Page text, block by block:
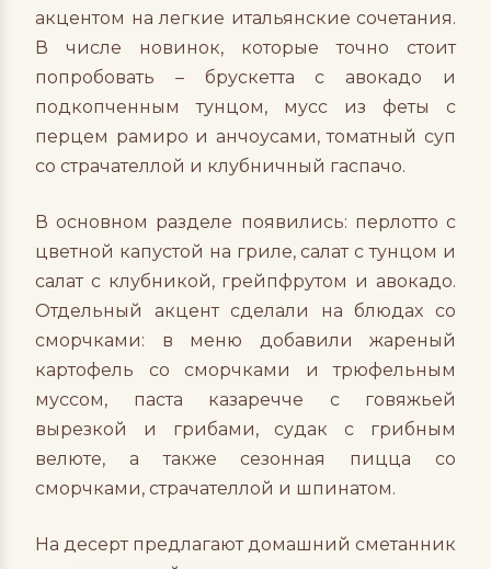
акцентом на легкие итальянские сочетания.
В числе новинок, которые точно стоит
попробовать – брускетта с авокадо и
подкопченным тунцом, мусс из феты с
перцем рамиро и анчоусами, томатный суп
со страчателлой и клубничный гаспачо.
В основном разделе появились: перлотто с
цветной капустой на гриле, салат с тунцом и
салат с клубникой, грейпфрутом и авокадо.
Отдельный акцент сделали на блюдах со
сморчками: в меню добавили жареный
картофель со сморчками и трюфельным
муссом, паста казаречче с говяжьей
вырезкой и грибами, судак с грибным
велюте, а также сезонная пицца со
сморчками, страчателлой и шпинатом.
На десерт предлагают домашний сметанник